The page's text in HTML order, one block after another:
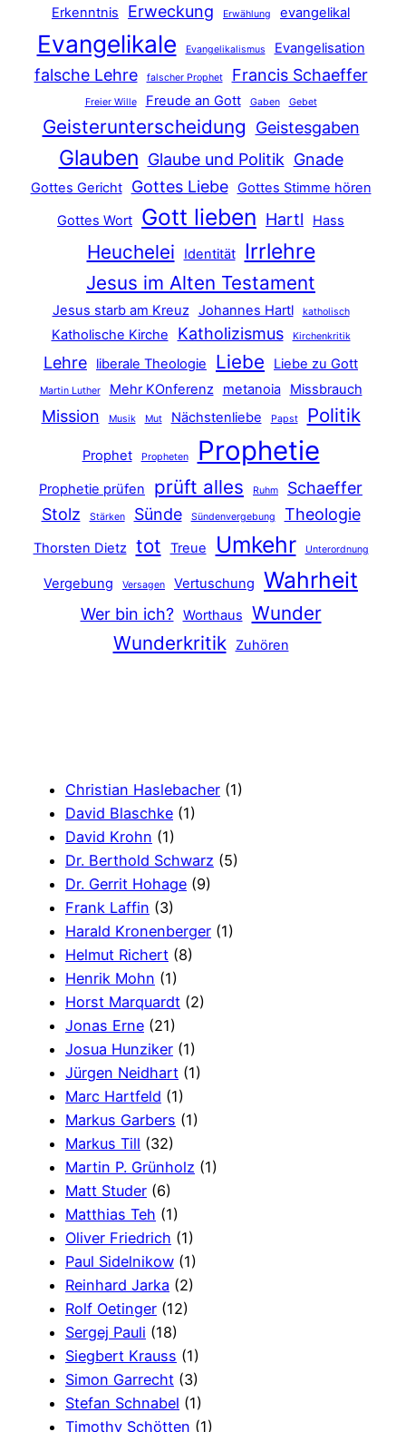
Erkenntnis Erweckung Erwählung evangelikal
Evangelikale Evangelikalismus Evangelisation
falsche Lehre falscher Prophet Francis Schaeffer
Freier Wille Freude an Gott Gaben Gebet
Geisterunterscheidung Geistesgaben
Glauben Glaube und Politik Gnade
Gottes Gericht Gottes Liebe Gottes Stimme hören
Gottes Wort
Gott lieben Hartl Hass
Heuchelei Identität Irrlehre
Jesus im Alten Testament
Jesus starb am Kreuz Johannes Hartl katholisch
Katholische Kirche Katholizismus Kirchenkritik
Lehre liberale Theologie Liebe Liebe zu Gott
Martin Luther Mehr KOnferenz metanoia Missbrauch
Mission Musik Mut Nächstenliebe Papst Politik
Prophet Propheten Prophetie
Prophetie prüfen prüft alles Ruhm
Schaeffer
Stolz
Stärken Sünde Sündenvergebung Theologie
Thorsten Dietz tot Treue Umkehr Unterordnung
Vergebung Versagen Vertuschung Wahrheit
Wer bin ich? Worthaus
Wunder
Wunderkritik
Zuhören
Christian Haslebacher (1)
David Blaschke (1)
David Krohn (1)
Dr. Berthold Schwarz (5)
Dr. Gerrit Hohage (9)
Frank Laffin (3)
Harald Kronenberger (1)
Helmut Richert (8)
Henrik Mohn (1)
Horst Marquardt (2)
Jonas Erne (21)
Josua Hunziker (1)
Jürgen Neidhart (1)
Marc Hartfeld (1)
Markus Garbers (1)
Markus Till (32)
Martin P. Grünholz (1)
Matt Studer (6)
Matthias Teh (1)
Oliver Friedrich (1)
Paul Sidelnikow (1)
Reinhard Jarka (2)
Rolf Oetinger (12)
Sergej Pauli (18)
Siegbert Krauss (1)
Simon Garrecht (3)
Stefan Schnabel (1)
Timothy Schötten (1)